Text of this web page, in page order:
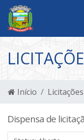
Início Licitações
Dispensa de